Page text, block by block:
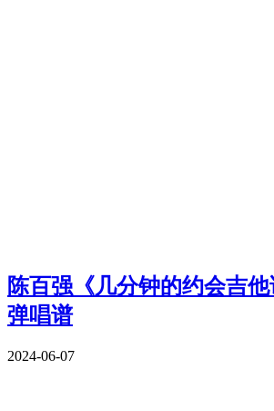
陈百强《几分钟的约会吉
弹唱谱
2024-06-07